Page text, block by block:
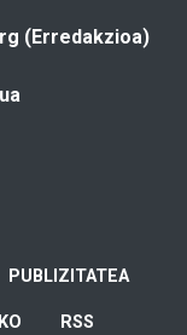
(Erredakzioa)
PUBLIZITATEA
RSS